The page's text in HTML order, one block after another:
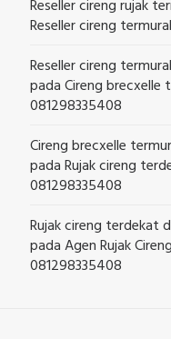
Reseller cireng rujak
Reseller cireng
Reseller cireng
padaCireng brecxelle
081298335408
Cireng brecxelle
padaRujak cireng
081298335408
Rujak cireng terdekat
padaAgen Rujak
081298335408